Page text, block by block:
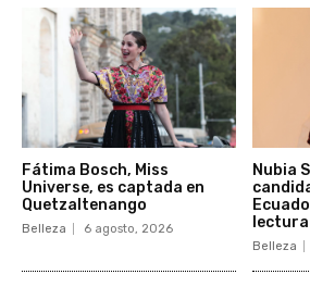
Fátima Bosch, Miss
Universe, es captada en
Quetzaltenango
Belleza 6 agosto, 2026
Nubia
Belleza